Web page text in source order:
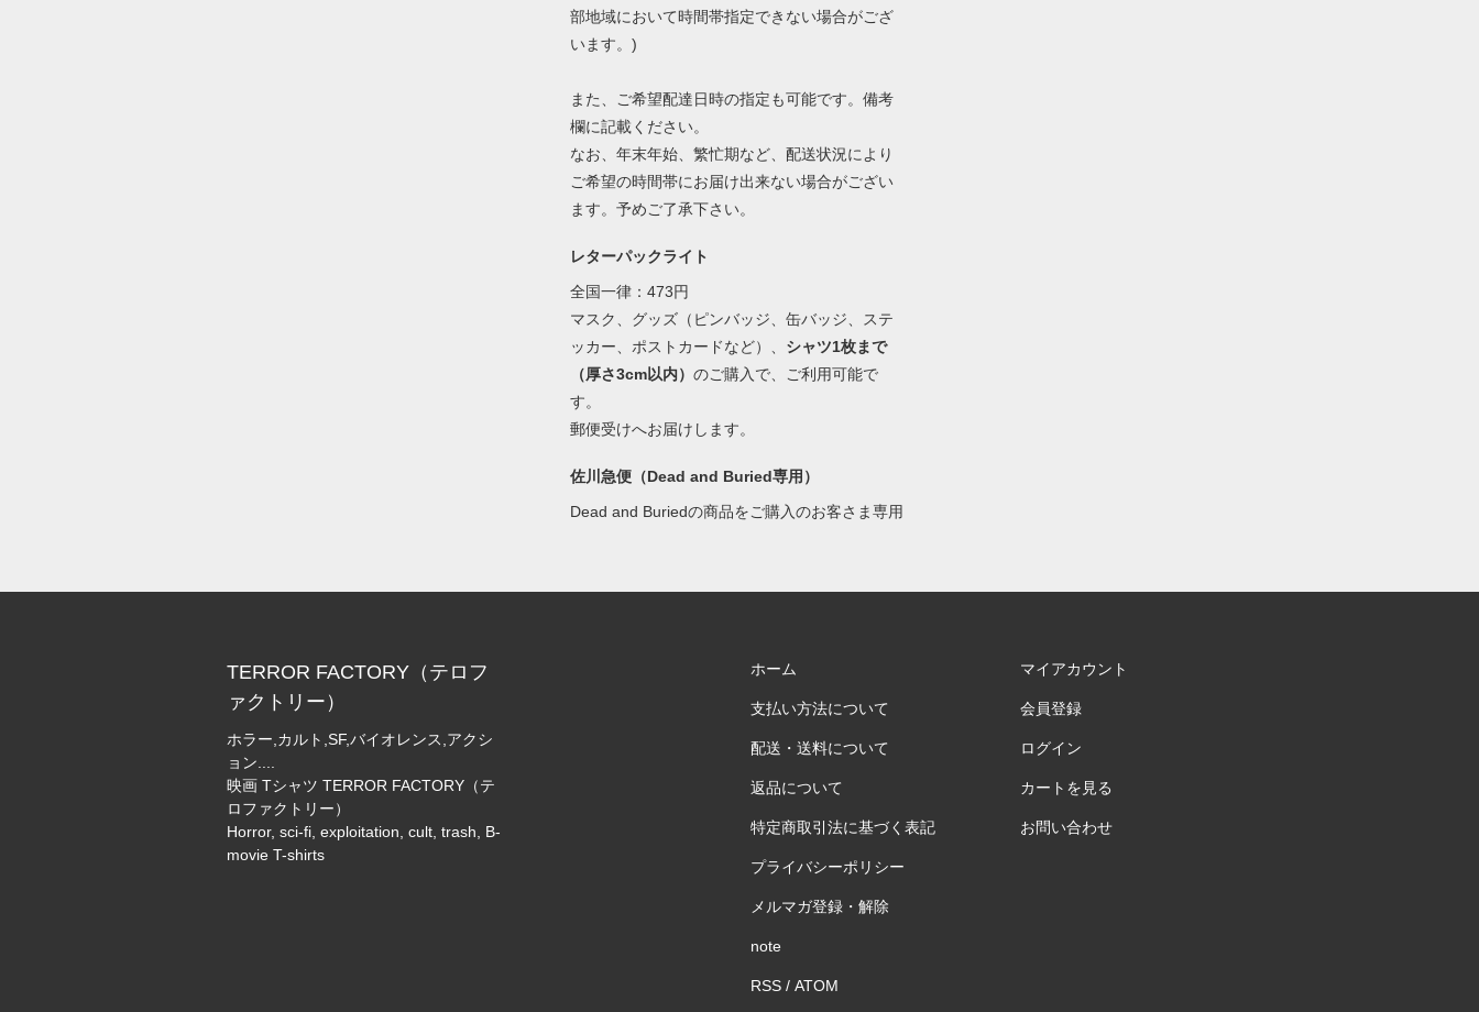
部地域において時間帯指定できない場合がござ
います。)
また、ご希望配達日時の指定も可能です。備考
欄に記載ください。
なお、年末年始、繁忙期など、配送状況により
ご希望の時間帯にお届け出来ない場合がござい
ます。予めご了承下さい。
レターパックライト
全国一律：473円
マスク、グッズ（ピンバッジ、缶バッジ、ステ
ッカー、ポストカードなど）、 シャツ1枚まで
（厚さ3cm以内）のご購入で、ご利用可能で
す。
郵便受けへお届けします。
佐川急便（Dead and Buried専用）
Dead and Buriedの商品をご購入のお客さま専用
TERROR FACTORY（テロフ
ァクトリー）
ホラー,カルト,SF,バイオレンス,アクシ
ョン....
映画 Tシャツ TERROR FACTORY（テ
ロファクトリー）
Horror, sci-fi, exploitation, cult, trash, B-
movie T-shirts
ホーム
支払い方法について
配送・送料について
返品について
特定商取引法に基づく表記
プライバシーポリシー
メルマガ登録・解除
note
RSS/ ATOM
マイアカウント
会員登録
ログイン
カートを見る
お問い合わせ